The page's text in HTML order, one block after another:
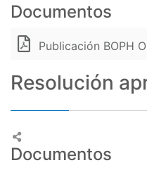
Documentos
Publicación BOPH
Resolución
Documentos